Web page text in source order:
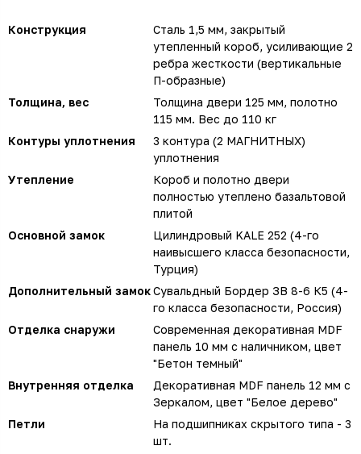
Конструкция
Сталь 1,5 мм, закрытый
утепленный короб, усиливающие 2
ребра жесткости (вертикальные
П-образные)
Толщина, вес
Толщина двери 125 мм, полотно
115 мм. Вес до 110 кг
Контуры уплотнения
3 контура (2 МАГНИТНЫХ)
уплотнения
Утепление
Короб и полотно двери
полностью утеплено базальтовой
плитой
Основной замок
Цилиндровый KALE 252 (4-го
наивысшего класса безопасности,
Турция)
Дополнительный замокСувальдный Бордер ЗВ 8-6 К5 (4-
го класса безопасности, Россия)
Отделка снаружи
Современная декоративная MDF
панель 10 мм с наличником, цвет
"Бетон темный"
Внутренняя отделка
Декоративная MDF панель 12 мм с
Зеркалом, цвет "Белое дерево"
Петли
На подшипниках скрытого типа - 3
шт.